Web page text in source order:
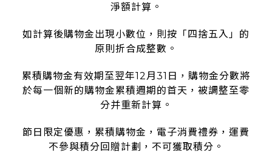
淨額計算。
如計算後購物金出現小數位，則按「四捨五入」的
原則折合成整數。
累積購物金有效期至翌年12月31日，購物金分數將
於每一個新的購物金累積週期的首天，被調整至零
分并重新計算。
節日限定優惠，累積購物金，電子消費禮券，運費
不參與積分回贈計劃，不可獲取積分。